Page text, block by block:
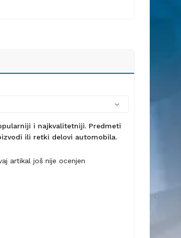
i najkvalitetniji. Predmeti
ili retki delovi automobila.
artikal još nije ocenjen